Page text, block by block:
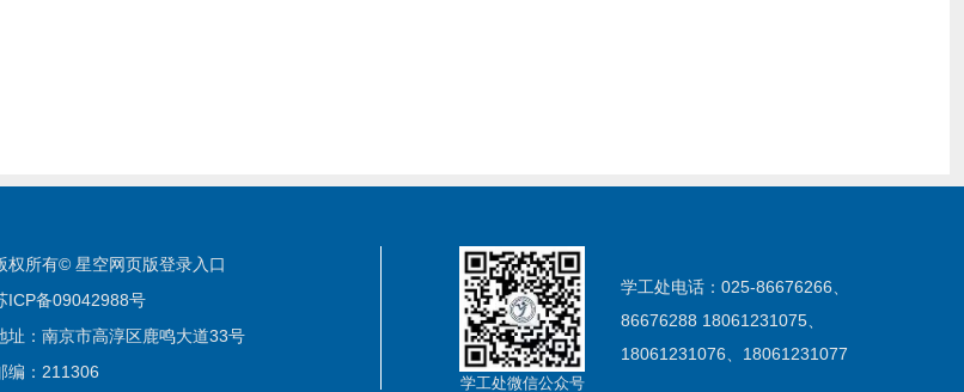
权所有© 星空网页版登录入口
ICP备09042988号
址：南京市高淳区鹿鸣大道33号
编：211306
学工处电话：025-86676266、
86676288 18061231075、
18061231076、18061231077
学工处微信公众号